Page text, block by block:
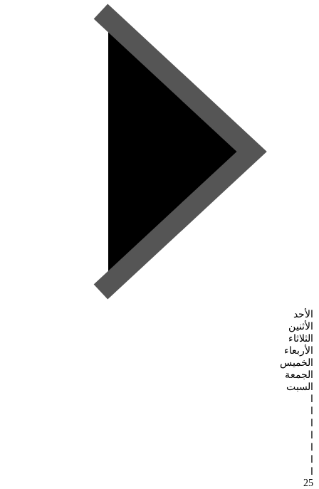
الأحد
الأثنين
الثلاثاء
الأربعاء
الخميس
الجمعة
السبت
25